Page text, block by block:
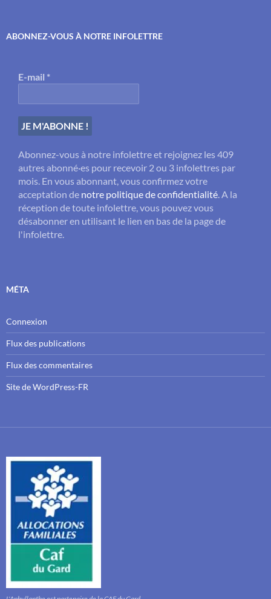
ABONNEZ-VOUS À NOTRE INFOLETTRE
E-mail *
Abonnez-vous à notre infolettre et rejoignez les 409
autres abonné·es pour recevoir 2 ou 3 infolettres par
mois. En vous abonnant, vous confirmez votre
acceptation de notre politique de confidentialité . A la
réception de toute infolettre, vous pouvez vous
désabonner en utilisant le lien en bas de la page de
l'infolettre.
MÉTA
Connexion
Flux des publications
Flux des commentaires
Site de WordPress-FR